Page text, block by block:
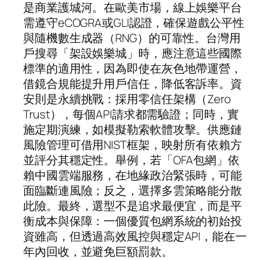
是商業護城河。在歐美市場，線上娛樂平台
需遵守eCOGRA或GLI認證，確保遊戲公平性
與隨機數生成器（RNG）的可靠性。台灣用
戶搜尋「架設娛樂城」時，應注意這些國際
標準的適用性，因為即使在灰色地帶運營，
借鏡合規能提升用戶信任，降低客訴率。資
安則是永續挑戰：採用零信任架構（Zero
Trust），每個API請求都需驗證；同時，實
施定期演練，如模擬勒索軟體攻擊。供應鏈
風險管理可借用NIST框架，映射所有依賴方
並評分其穩定性。舉例，若「OFA包網」依
賴中國雲端服務，在地緣政治緊張時，可能
面臨斷連風險；反之，選擇多雲策略能分散
此險。最終，選型不是追求最便宜，而是平
衡成本與保障：一個優質包網系統的初始投
資雖高，但透過高效風控與穩定API，能在一
年內回收，並避免巨額罰款。